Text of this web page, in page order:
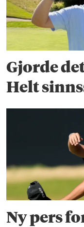
Gjorde
Helt
Ny pers